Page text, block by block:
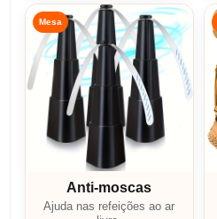
Mesa
Anti-moscas
Ajuda nas refeições ao ar